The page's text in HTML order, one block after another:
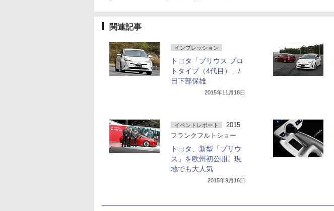
関連記事
インプレッション
トヨタ「プリウス プロ
トタイプ（4代目）」/
日下部保雄
2015年11月18日
イベントレポート
2015
フランクフルトショー
トヨタ、新型「プリウ
ス」を欧州初公開。現
地でも大人気
2015年9月16日